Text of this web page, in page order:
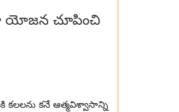
యోజన చూపించి
కలలను కనే ఆత్మవిశ్వాసాన్ని